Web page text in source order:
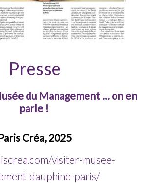
Presse
du Management ... on en
parle !
Créa, 2025
visiter-musee-
dauphine-paris/